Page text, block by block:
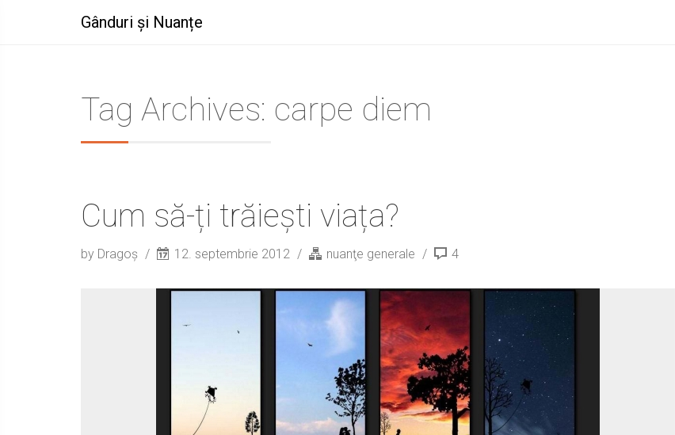
Gânduri și Nuanțe
Tag Archives: carpe diem
Cum să-ți trăiești viața?
by Dragoș 12. septembrie 2012 nuanţe generale 4